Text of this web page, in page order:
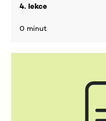
4. lekce
0 minut